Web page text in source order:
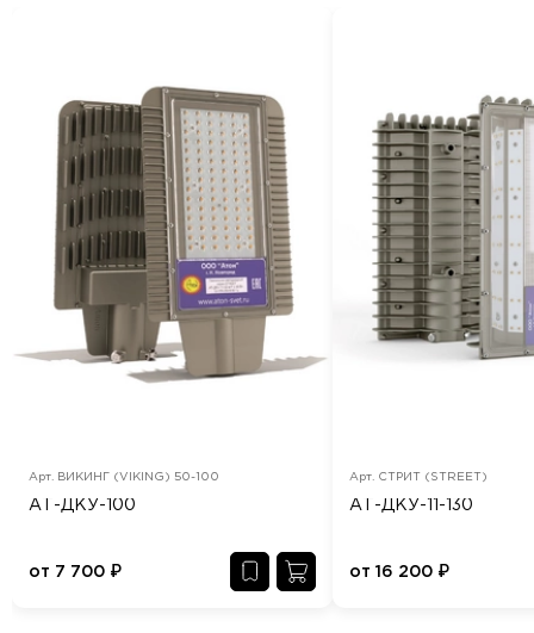
Арт. ВИКИНГ (VIKING) 50-100
АТ-ДКУ-100
от 7 700 ₽
Арт. СТРИТ (STREET)
АТ-ДКУ-11-130
от 16 200 ₽